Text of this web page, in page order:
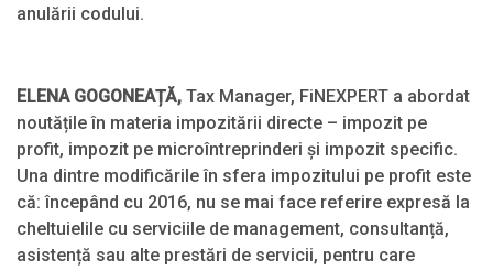
anulării codului.
ELENA GOGONEAȚĂ, Tax Manager, FiNEXPERT a abordat
noutățile în materia impozitării directe – impozit pe
profit, impozit pe microîntreprinderi și impozit specific.
Una dintre modificările în sfera impozitului pe profit este
că: începând cu 2016, nu se mai face referire expresă la
cheltuielile cu serviciile de management, consultanță,
asistență sau alte prestări de servicii, pentru care